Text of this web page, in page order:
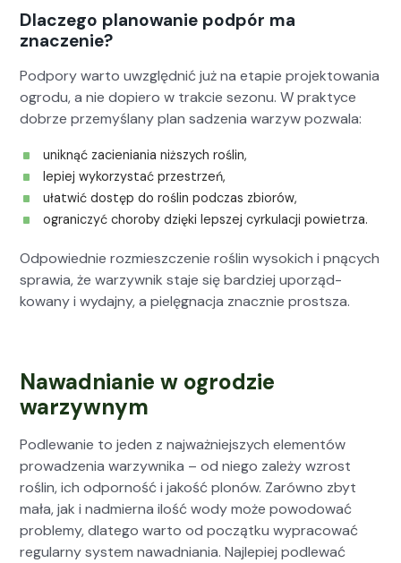
Dlaczego planowanie podpór ma
znaczenie?
Pod­pory warto uwzględ­nić już na etapie pro­jek­towa­nia
ogro­du, a nie dopiero w trak­cie sezonu. W prak­tyce
dobrze prze­myślany plan sadzenia warzyw pozwala:
uniknąć zacieni­a­nia niższych roślin,
lep­iej wyko­rzys­tać przestrzeń,
ułatwić dostęp do roślin pod­czas zbiorów,
ograniczyć choro­by dzię­ki lep­szej cyrku­lacji powi­etrza.
Odpowied­nie rozmieszcze­nie roślin wyso­kich i pną­cych
spraw­ia, że warzy­wnik sta­je się bardziej uporząd­
kowany i wyda­jny, a pielę­gnac­ja znacznie prost­sza.
Nawadnianie w ogrodzie
warzywnym
Podle­wanie to jeden z najważniejszych ele­men­tów
prowadzenia warzy­wni­ka – od niego zależy wzrost
roślin, ich odporność i jakość plonów. Zarówno zbyt
mała, jak i nad­mier­na ilość wody może powodować
prob­le­my, dlat­ego warto od początku wypra­cow­ać
reg­u­larny sys­tem nawad­ni­a­nia. Najlepiej podle­wać